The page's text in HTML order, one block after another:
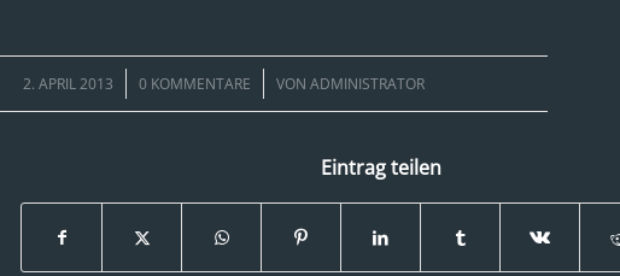
2. APRIL 2013
/ 0 KOMMENTARE
/ VON ADMINISTRATOR
Eintrag teilen